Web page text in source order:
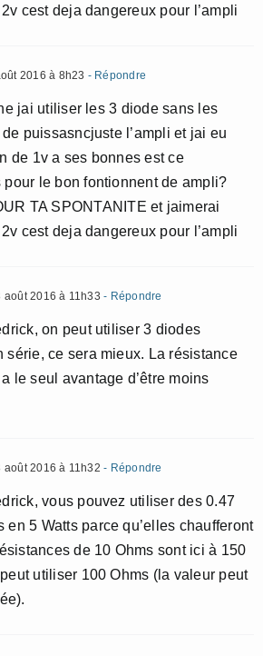
cest deja dangereux pour l’ampli
2016 à 8h23 - Répondre
jai utiliser les 3 diode sans les
puissasncjuste l’ampli et jai eu
de 1v a ses bonnes est ce
pour le bon fontionnent de ampli?
TA SPONTANITE et jaimerai
cest deja dangereux pour l’ampli
août 2016 à 11h33 - Répondre
on peut utiliser 3 diodes
série, ce sera mieux. La résistance
le seul avantage d’être moins
août 2016 à 11h32 - Répondre
vous pouvez utiliser des 0.47
en 5 Watts parce qu’elles chaufferont
de 10 Ohms sont ici à 150
utiliser 100 Ohms (la valeur peut